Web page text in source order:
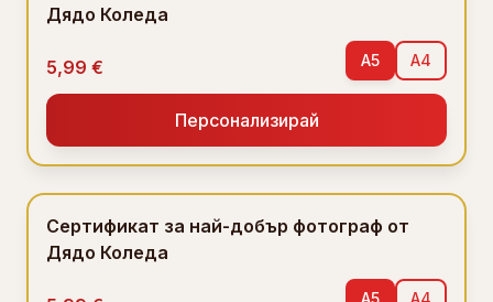
Дядо Коледа
5,99 € A5 A4
Персонализирай
Сертификат за най-добър фотограф от
Дядо Коледа
A5 A4